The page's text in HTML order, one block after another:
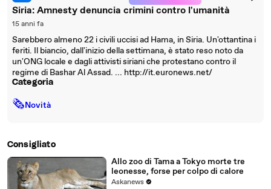
Siria: Amnesty denuncia crimini contro l'umanità
15 anni fa
Sarebbero almeno 22 i civili uccisi ad Hama, in Siria. Un'ottantina i
feriti. Il biancio, dall'inizio della settimana, è stato reso noto da
un'ONG locale e dagli attivisti siriani che protestano contro il
regime di Bashar Al Assad. ... http://it.euronews.net/
Categoria
🗞Novità
Consigliato
Allo zoo di Tama a Tokyo morte tre
leonesse, forse per colpo di calore
Askanews